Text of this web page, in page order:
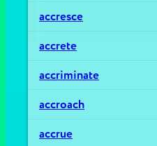
accresce
accrete
accriminate
accroach
accrue